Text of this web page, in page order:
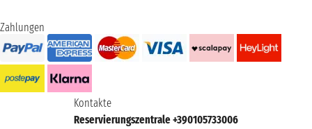
Zahlungen
Kontakte
Reservierungszentrale +390105733006